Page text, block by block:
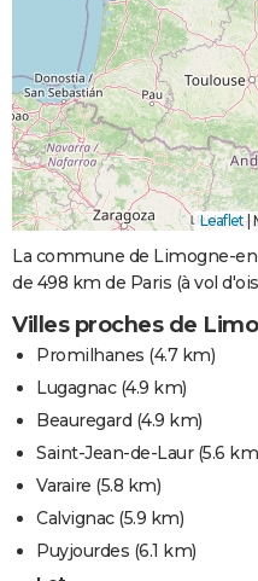
Leaflet|
La commune de Limogne-
de 498 km de Paris (à vol
Villes proches de
Promilhanes (4.7 km)
Lugagnac(4.9 km)
Beauregard (4.9 km)
Saint-Jean-de-Laur(5.6
Varaire (5.8 km)
Calvignac(5.9 km)
Puyjourdes (6.1 km)